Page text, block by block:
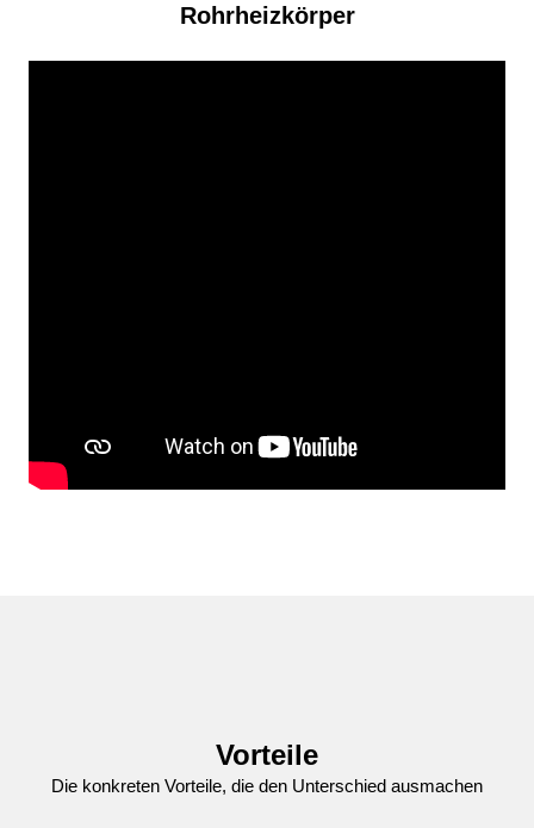
Rohrheizkörper
Vorteile
Die konkreten Vorteile, die den Unterschied ausmachen